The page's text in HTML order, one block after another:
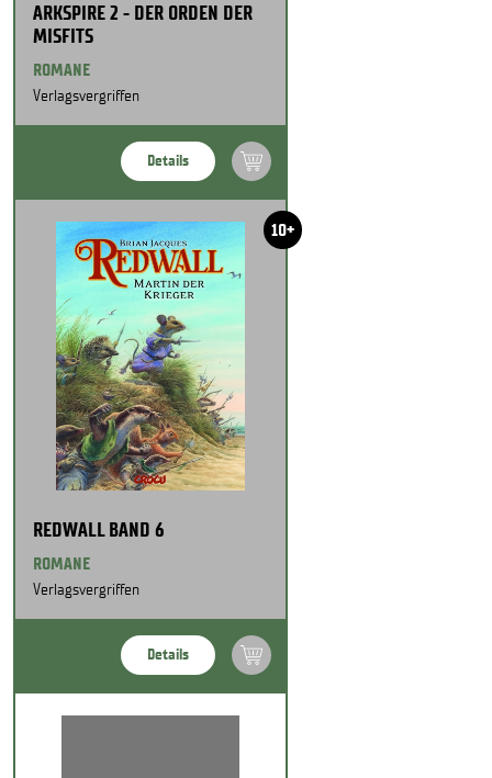
ARKSPIRE 2 - DER ORDEN DER
MISFITS
ROMANE
Verlagsvergriffen
Details
10+
REDWALL BAND 6
ROMANE
Verlagsvergriffen
Details